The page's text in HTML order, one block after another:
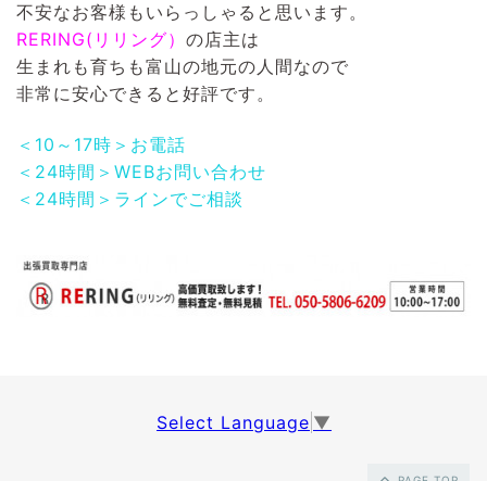
不安なお客様もいらっしゃると思います。
RERING(リリング） の店主は
生まれも育ちも富山の地元の人間なので
非常に安心できると好評です。
＜10～17時＞お電話
＜24時間＞WEBお問い合わせ
＜24時間＞ラインでご相談
Select Language ▼